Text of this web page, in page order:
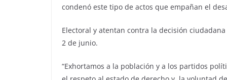
condenó este tipo de actos que empañan el
Electoral y atentan contra la decisión
2 de junio.
“Exhortamos a la población y a los partidos